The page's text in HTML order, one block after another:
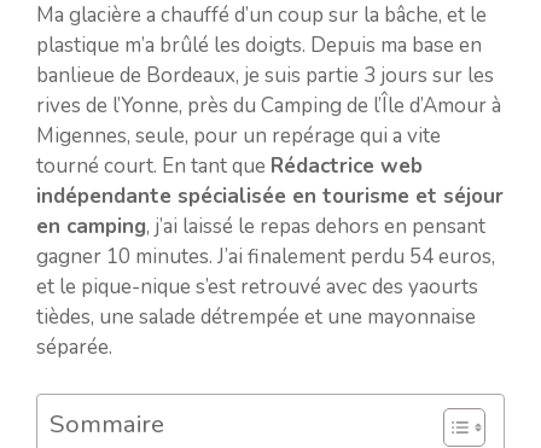
Ma glacière a chauffé d’un coup sur la bâche, et le
plastique m’a brûlé les doigts. Depuis ma base en
banlieue de Bordeaux, je suis partie 3 jours sur les
rives de l’Yonne, près du Camping de l’Île d’Amour à
Migennes, seule, pour un repérage qui a vite
tourné court. En tant que Rédactrice web
indépendante spécialisée en tourisme et séjour
en camping, j’ai laissé le repas dehors en pensant
gagner 10 minutes. J’ai finalement perdu 54 euros,
et le pique-nique s’est retrouvé avec des yaourts
tièdes, une salade détrempée et une mayonnaise
séparée.
Sommaire